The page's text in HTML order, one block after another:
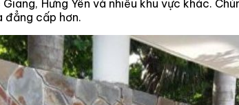
Giang, Hưng Yên và nhiều khu vực khác.
đẳng cấp hơn.